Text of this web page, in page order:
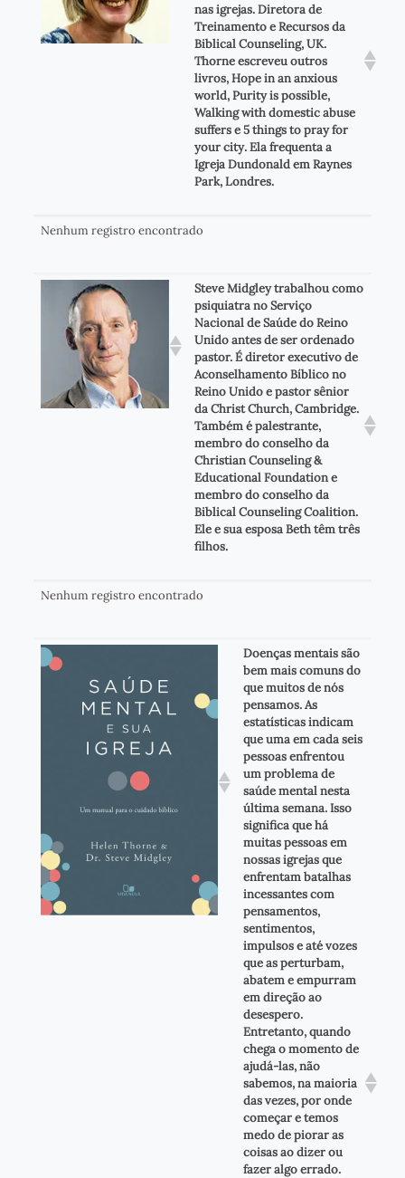
nas igrejas. Diretora de
Treinamento e Recursos da
Biblical Counseling, UK.
Thorne escreveu outros
livros, Hope in an anxious
world, Purity is possible,
Walking with domestic abuse
suffers e 5 things to pray for
your city. Ela frequenta a
Igreja Dundonald em Raynes
Park, Londres.
Nenhum registro encontrado
Steve Midgley trabalhou como
psiquiatra no Serviço
Nacional de Saúde do Reino
Unido antes de ser ordenado
pastor. É diretor executivo de
Aconselhamento Bíblico no
Reino Unido e pastor sênior
da Christ Church, Cambridge.
Também é palestrante,
membro do conselho da
Christian Counseling &
Educational Foundation e
membro do conselho da
Biblical Counseling Coalition.
Ele e sua esposa Beth têm três
filhos.
Nenhum registro encontrado
Doenças mentais são
bem mais comuns do
que muitos de nós
pensamos. As
estatísticas indicam
que uma em cada seis
pessoas enfrentou
um problema de
saúde mental nesta
última semana. Isso
significa que há
muitas pessoas em
nossas igrejas que
enfrentam batalhas
incessantes com
pensamentos,
sentimentos,
impulsos e até vozes
que as perturbam,
abatem e empurram
em direção ao
desespero.
Entretanto, quando
chega o momento de
ajudá-las, não
sabemos, na maioria
das vezes, por onde
começar e temos
medo de piorar as
coisas ao dizer ou
fazer algo errado.